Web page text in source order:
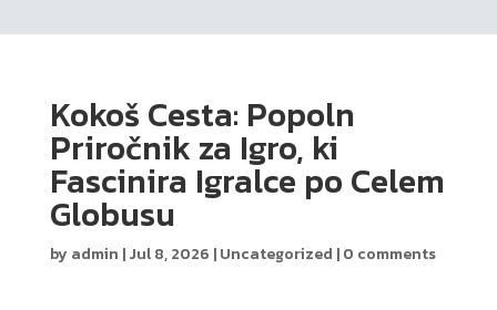
Kokoš Cesta: Popoln
Priročnik za Igro, ki
Fascinira Igralce po Celem
Globusu
by admin |Jul 8, 2026 |Uncategorized |0 comments